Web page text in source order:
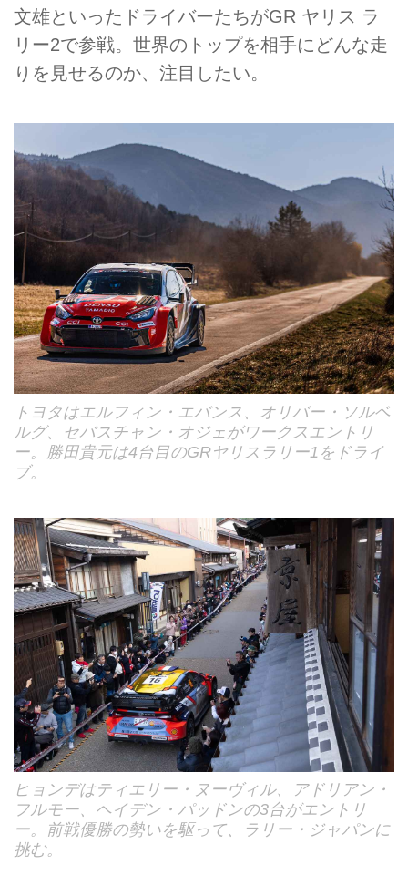
文雄といったドライバーたちがGR ヤリス ラ
リー2で参戦。世界のトップを相手にどんな走
りを見せるのか、注目したい。
トヨタはエルフィン・エバンス、オリバー・ソルベ
ルグ、セバスチャン・オジェがワークスエントリ
ー。勝田貴元は4台目のGRヤリスラリー1をドライ
ブ。
ヒョンデはティエリー・ヌーヴィル、アドリアン・
フルモー、ヘイデン・パッドンの3台がエントリ
ー。前戦優勝の勢いを駆って、ラリー・ジャパンに
挑む。